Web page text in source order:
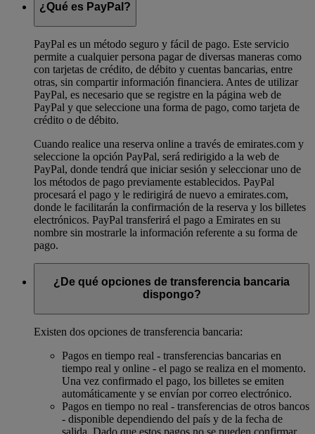
¿Qué es PayPal?
PayPal es un método seguro y fácil de pago. Este servicio
permite a cualquier persona pagar de diversas maneras como
con tarjetas de crédito, de débito y cuentas bancarias, entre
otras, sin compartir información financiera. Antes de utilizar
PayPal, es necesario que se registre en la página web de
PayPal y que seleccione una forma de pago, como tarjeta de
crédito o de débito.
Cuando realice una reserva online a través de emirates.com y
seleccione la opción PayPal, será redirigido a la web de
PayPal, donde tendrá que iniciar sesión y seleccionar uno de
los métodos de pago previamente establecidos. PayPal
procesará el pago y le redirigirá de nuevo a emirates.com,
donde le facilitarán la confirmación de la reserva y los billetes
electrónicos. PayPal transferirá el pago a Emirates en su
nombre sin mostrarle la información referente a su forma de
pago.
¿De qué opciones de transferencia bancaria
dispongo?
Existen dos opciones de transferencia bancaria:
Pagos en tiempo real - transferencias bancarias en
tiempo real y online - el pago se realiza en el momento.
Una vez confirmado el pago, los billetes se emiten
automáticamente y se envían por correo electrónico.
Pagos en tiempo no real - transferencias de otros bancos
- disponible dependiendo del país y de la fecha de
salida. Dado que estos pagos no se pueden confirmar